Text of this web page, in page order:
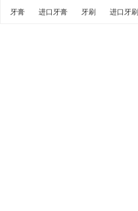
牙膏
进口牙膏 牙刷 进口牙刷